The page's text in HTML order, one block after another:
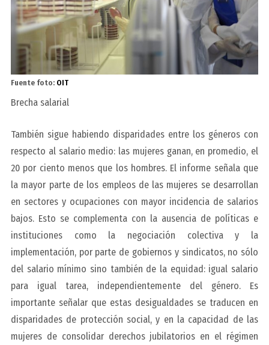
Fuente foto: OIT
Brecha salarial
También sigue habiendo disparidades entre los géneros con
respecto al salario medio: las mujeres ganan, en promedio, el
20 por ciento menos que los hombres. El informe señala que
la mayor parte de los empleos de las mujeres se desarrollan
en sectores y ocupaciones con mayor incidencia de salarios
bajos. Esto se complementa con la ausencia de políticas e
instituciones como la negociación colectiva y la
implementación, por parte de gobiernos y sindicatos, no sólo
del salario mínimo sino también de la equidad: igual salario
para igual tarea, independientemente del género. Es
importante señalar que estas desigualdades se traducen en
disparidades de protección social, y en la capacidad de las
mujeres de consolidar derechos jubilatorios en el régimen